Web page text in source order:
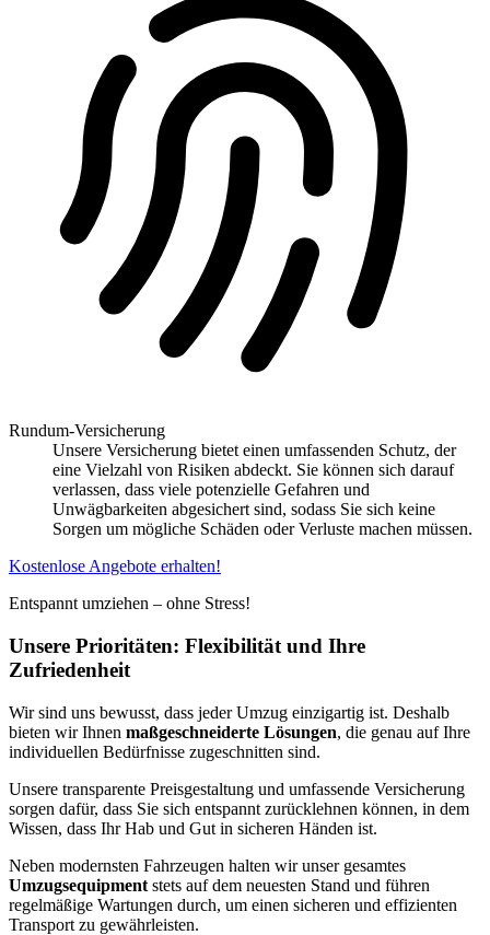
Rundum-Versicherung
Unsere Versicherung bietet einen umfassenden Schutz, der
eine Vielzahl von Risiken abdeckt. Sie können sich darauf
verlassen, dass viele potenzielle Gefahren und
Unwägbarkeiten abgesichert sind, sodass Sie sich keine
Sorgen um mögliche Schäden oder Verluste machen müssen.
Kostenlose Angebote erhalten!
Entspannt umziehen – ohne Stress!
Unsere Prioritäten: Flexibilität und Ihre
Zufriedenheit
Wir sind uns bewusst, dass jeder Umzug einzigartig ist. Deshalb
bieten wir Ihnen maßgeschneiderte Lösungen, die genau auf Ihre
individuellen Bedürfnisse zugeschnitten sind.
Unsere transparente Preisgestaltung und umfassende Versicherung
sorgen dafür, dass Sie sich entspannt zurücklehnen können, in dem
Wissen, dass Ihr Hab und Gut in sicheren Händen ist.
Neben modernsten Fahrzeugen halten wir unser gesamtes
Umzugsequipment stets auf dem neuesten Stand und führen
regelmäßige Wartungen durch, um einen sicheren und effizienten
Transport zu gewährleisten.